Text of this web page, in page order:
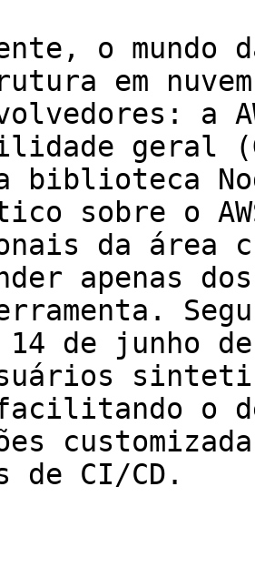
o
em
a
geral
biblioteca
sobre o
da área
apenas
14 de junho
o
de CI/CD.